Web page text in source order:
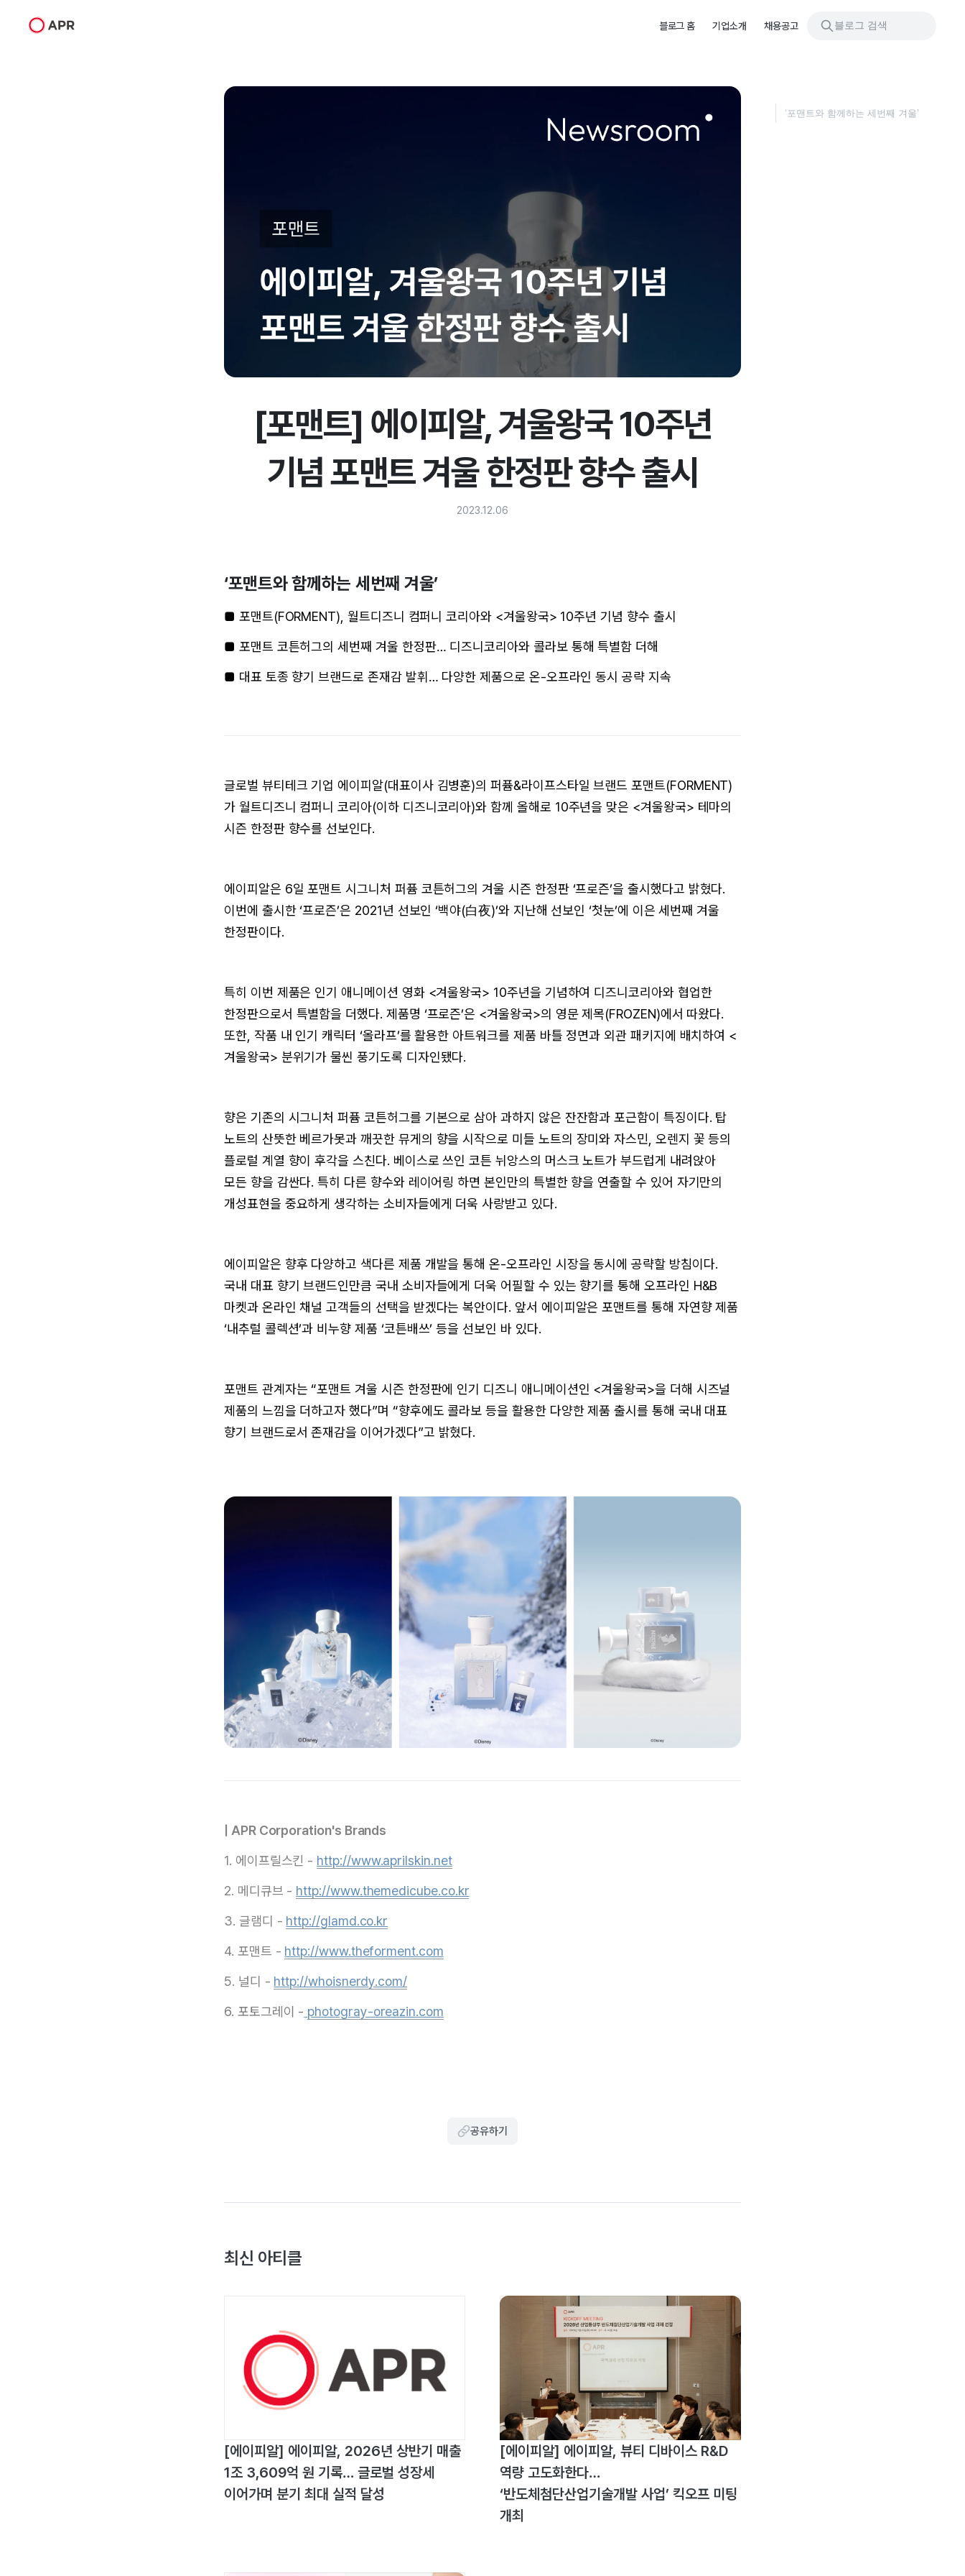
블로그 홈 기업소개 채용공고 블로그 검색
‘포맨트와 함께하는 세번째 겨울’
[포맨트] 에이피알, 겨울왕국 10주년
기념 포맨트 겨울 한정판 향수 출시
2023.12.06
‘포맨트와 함께하는 세번째 겨울’
■ 포맨트(FORMENT), 월트디즈니 컴퍼니 코리아와 <겨울왕국> 10주년 기념 향수 출시
■ 포맨트 코튼허그의 세번째 겨울 한정판… 디즈니코리아와 콜라보 통해 특별함 더해
■ 대표 토종 향기 브랜드로 존재감 발휘… 다양한 제품으로 온-오프라인 동시 공략 지속
글로벌 뷰티테크 기업 에이피알(대표이사 김병훈)의 퍼퓸&라이프스타일 브랜드 포맨트(FORMENT)
가 월트디즈니 컴퍼니 코리아(이하 디즈니코리아)와 함께 올해로 10주년을 맞은 <겨울왕국> 테마의
시즌 한정판 향수를 선보인다.
에이피알은 6일 포맨트 시그니처 퍼퓸 코튼허그의 겨울 시즌 한정판 ‘프로즌’을 출시했다고 밝혔다.
이번에 출시한 ‘프로즌’은 2021년 선보인 ‘백야(白夜)’와 지난해 선보인 ‘첫눈’에 이은 세번째 겨울
한정판이다.
특히 이번 제품은 인기 애니메이션 영화 <겨울왕국> 10주년을 기념하여 디즈니코리아와 협업한
한정판으로서 특별함을 더했다. 제품명 ‘프로즌’은 <겨울왕국>의 영문 제목(FROZEN)에서 따왔다.
또한, 작품 내 인기 캐릭터 ‘올라프’를 활용한 아트워크를 제품 바틀 정면과 외관 패키지에 배치하여 <
겨울왕국> 분위기가 물씬 풍기도록 디자인됐다.
향은 기존의 시그니처 퍼퓸 코튼허그를 기본으로 삼아 과하지 않은 잔잔함과 포근함이 특징이다. 탑
노트의 산뜻한 베르가못과 깨끗한 뮤게의 향을 시작으로 미들 노트의 장미와 자스민, 오렌지 꽃 등의
플로럴 계열 향이 후각을 스친다. 베이스로 쓰인 코튼 뉘앙스의 머스크 노트가 부드럽게 내려앉아
모든 향을 감싼다. 특히 다른 향수와 레이어링 하면 본인만의 특별한 향을 연출할 수 있어 자기만의
개성표현을 중요하게 생각하는 소비자들에게 더욱 사랑받고 있다.
에이피알은 향후 다양하고 색다른 제품 개발을 통해 온-오프라인 시장을 동시에 공략할 방침이다.
국내 대표 향기 브랜드인만큼 국내 소비자들에게 더욱 어필할 수 있는 향기를 통해 오프라인 H&B
마켓과 온라인 채널 고객들의 선택을 받겠다는 복안이다. 앞서 에이피알은 포맨트를 통해 자연향 제품
‘내추럴 콜렉션’과 비누향 제품 ‘코튼배쓰’ 등을 선보인 바 있다.
포맨트 관계자는 “포맨트 겨울 시즌 한정판에 인기 디즈니 애니메이션인 <겨울왕국>을 더해 시즈널
제품의 느낌을 더하고자 했다”며 “향후에도 콜라보 등을 활용한 다양한 제품 출시를 통해 국내 대표
향기 브랜드로서 존재감을 이어가겠다”고 밝혔다.
| APR Corporation's Brands
1. 에이프릴스킨 - http://www.aprilskin.net
2. 메디큐브 - http://www.themedicube.co.kr
3. 글램디 - http://glamd.co.kr
4. 포맨트 - http://www.theforment.com
5. 널디 - http://whoisnerdy.com/
6. 포토그레이 - photogray-oreazin.com
공유하기
최신 아티클
[에이피알] 에이피알, 2026년 상반기 매출
1조 3,609억 원 기록… 글로벌 성장세
이어가며 분기 최대 실적 달성
[에이피알] 에이피알, 뷰티 디바이스 R&D
역량 고도화한다…
‘반도체첨단산업기술개발 사업’ 킥오프 미팅
개최